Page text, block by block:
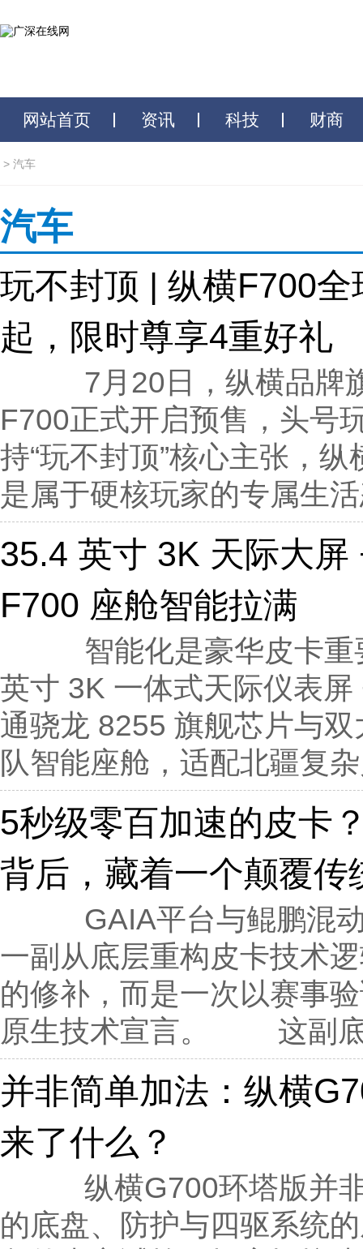
网站首页 资讯 科技 财商
> 汽车
汽车
玩不封顶 | 纵横F700
起，限时尊享4重好礼
7月20日，纵横品牌旗
F700正式开启预售，头号
持“玩不封顶”核心主张，
是属于硬核玩家的专属生
​35.4 英寸 3K 天际大
F700 座舱智能拉满
智能化是豪华皮卡重
英寸 3K 一体式天际仪表
通骁龙 8255 旗舰芯片与
队智能座舱，适配北疆复
5秒级零百加速的皮卡
背后，藏着一个颠覆传
GAIA平台与鲲鹏混动
一副从底层重构皮卡技术
的修补，而是一次以赛事
原生技术宣言。 这副底
并非简单加法：纵横
来了什么？
纵横G700环塔版并非
的底盘、防护与四驱系统